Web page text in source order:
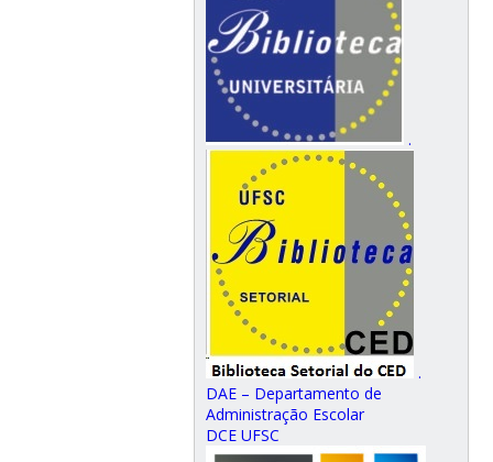
.
.
DAE – Departamento de
Administração Escolar
DCE UFSC